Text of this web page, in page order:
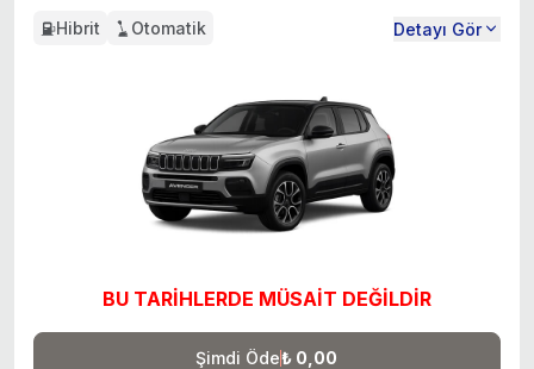
Hibrit
Otomatik Detayı Gör
BU TARİHLERDE MÜSAİT DEĞİLDİR
Şimdi Öde₺ 0,00